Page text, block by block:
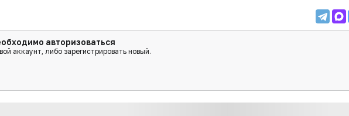
авторизоваться
аккаунт, либо зарегистрировать новый.